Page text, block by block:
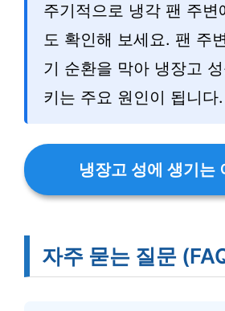
주기적으로 냉각 팬 주변
도 확인해 보세요. 팬 주
기 순환을 막아 냉장고
키는 주요 원인이 됩니다.
냉장고 성에 생기는
자주 묻는 질문